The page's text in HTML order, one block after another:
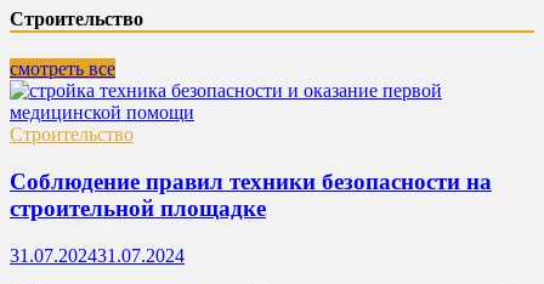
Строительство
смотреть все
Строительство
Соблюдение правил техники безопасности на
строительной площадке
31.07.202431.07.2024